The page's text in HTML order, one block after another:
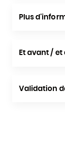
Plus
Et avant / et
Validation